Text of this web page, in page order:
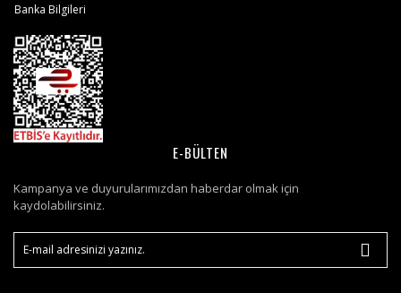
Banka Bilgileri
E-BÜLTEN
Kampanya ve duyurularımızdan haberdar olmak için
kaydolabilirsiniz.